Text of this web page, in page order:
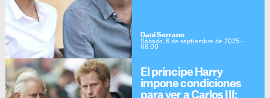
Dani Serrano
Sábado, 6 de septiembre de 2025 -
08:00
El príncipe Harry
impone condiciones
para ver a Carlos III: